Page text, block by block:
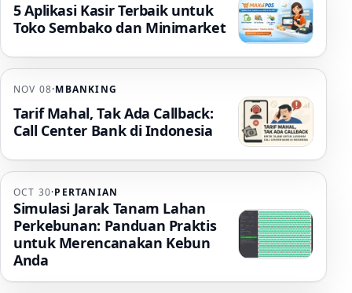
5 Aplikasi Kasir Terbaik untuk
Toko Sembako dan Minimarket
NOV 08·MBANKING
Tarif Mahal, Tak Ada Callback:
Call Center Bank di Indonesia
OCT 30·PERTANIAN
Simulasi Jarak Tanam Lahan
Perkebunan: Panduan Praktis
untuk Merencanakan Kebun
Anda